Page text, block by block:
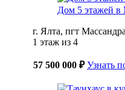
Дом 5 этажей в
г. Ялта, пгт
1 этаж из 4
57 500 000 ₽ Узнать